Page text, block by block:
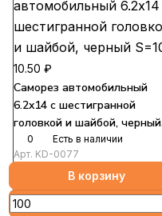
10.50 ₽
Саморез автомобильный
6.2x14 с шестигранной
головкой и шайбой, черный
S=10
0
Есть в наличии
Арт. KD-0077
В корзину